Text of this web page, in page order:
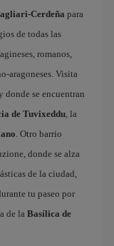
Cerdeña para
de todas las
romanos,
aragoneses. Visita
donde se encuentran
de Tuvixeddu, la
. Otro barrio
donde se alza
de la ciudad,
tu paseo por
de la Basílica de